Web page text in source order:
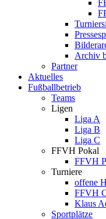
Archiv
Partner
Aktuelles
Fußballbetrieb
Teams
Ligen
Liga A
Liga B
Liga C
FFVH Pokal
FFVH
Turniere
offene
FFVH
Klaus
Sportplätze